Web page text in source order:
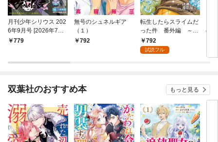
月刊少年シリウス 202
6年9月号 [2026年7月2
4日発売]
779
無号のシュネルギア
（１）
792
転生したらスライムだ
った件 番外編 ～と
ある休暇の過ごし方～
（１）
792
試読フル
の
双葉社のおすすめ本 もっと見る